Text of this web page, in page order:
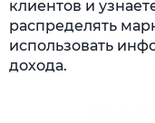
клиентов и
распределять
использовать
дохода.